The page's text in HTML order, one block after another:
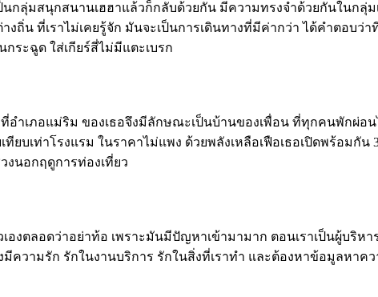
นกลุ่มสนุกสนานเฮฮาแล้วก็กลับด้วยกัน มีความทรงจำด้วยกันในกลุ่ม
น ที่เราไม่เคยรู้จัก มันจะเป็นการเดินทางที่มีค่ากว่า ได้คำตอบว่
ระฉูด ใส่เกียร์สี่ไม่มีแตะเบรก
ที่อำเภอแม่ริม ของเธอจึงมีลักษณะเป็นบ้านของเพื่อน ที่ทุกคนพักผ่อ
เท่าโรงแรม ในราคาไม่แพง ด้วยพลังเหลือเฟือเธอเปิดพร้อมกั
งนอกฤดูการท่องเที่ยว
งตลอดว่าอย่าท้อ เพราะมันมีปัญหาเข้ามามาก ตอนเราเป็นผู้บริห
ามรัก รักในงานบริการ รักในสิ่งที่เราทำ และต้องหาข้อมูลหาควา